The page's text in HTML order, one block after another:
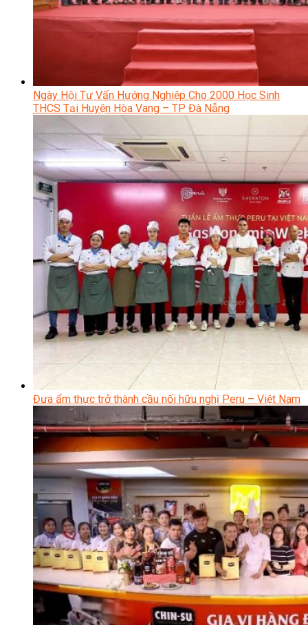
Ngày Hội Tư Vấn Hướng Nghiệp Cho 2000 Học Sinh
THCS Tại Huyện Hòa Vang – TP Đà Nẵng
Đưa ẩm thực trở thành cầu nối hữu nghị Peru – Việt Nam